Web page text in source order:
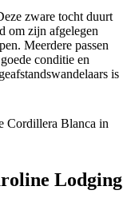
zware tocht duurt
om zijn afgelegen
Meerdere passen
conditie en
is
Lodging